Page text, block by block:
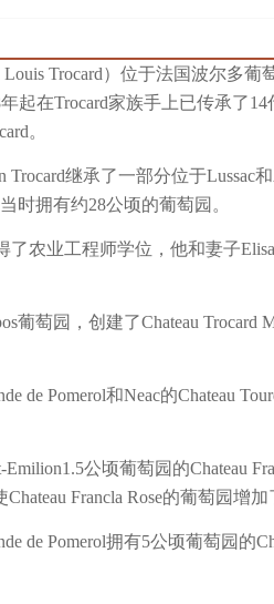
Trocard）位于法国波尔多葡
起在Trocard家族手上已传承了
。
Trocard继承了一部分位于Lussac
时拥有约28公顷的葡萄园。
了农业工程师学位，他和妻子
葡萄园，创建了Chateau Trocard
de Pomerol和Neac的Chateau
公顷葡萄园的Chateau
Francla Rose的葡萄园增加
de Pomerol拥有5公顷葡萄园的